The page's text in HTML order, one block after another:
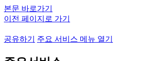
본문 바로가기
이전 페이지로 가기
공유하기 주요 서비스 메뉴 열기